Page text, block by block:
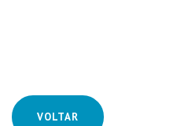
VOLTAR